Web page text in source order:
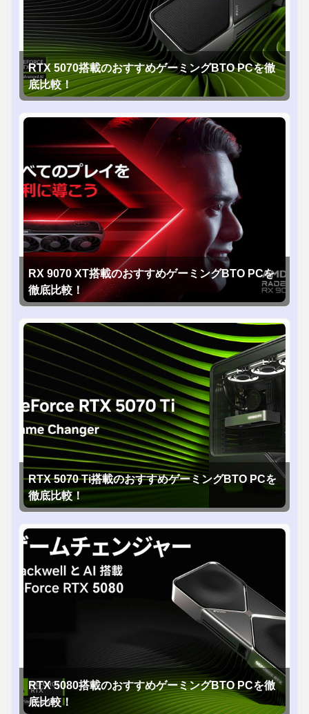
RTX 5070搭載のおすすめゲーミングBTO PCを徹
底比較！
RX 9070 XT搭載のおすすめゲーミングBTO PCを
徹底比較！
RTX 5070 Ti搭載のおすすめゲーミングBTO PCを
徹底比較！
RTX 5080搭載のおすすめゲーミングBTO PCを徹
底比較！